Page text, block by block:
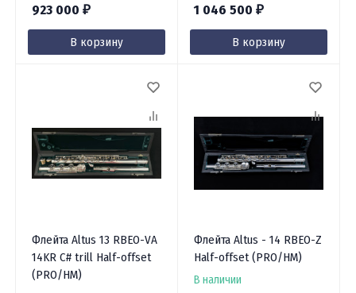
923 000 ₽
В корзину
1 046 500 ₽
В корзину
Флейта Altus 13 RBEO-VA
14KR C# trill Half-offset
(PRO/HM)
Флейта Altus - 14 RBEO-Z
Half-offset (PRO/HM)
В наличии